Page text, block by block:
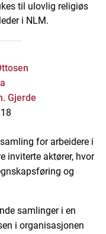
til ulovlig religiøs
i NLM.
Gjerde
for arbeidere i
inviterte aktører, hvor
og
samlinger i en
i organisasjonen